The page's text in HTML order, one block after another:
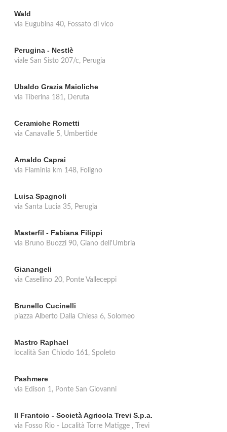
Wald
via Eugubina 40, Fossato di vico
Perugina - Nestlè
viale San Sisto 207/c, Perugia
Ubaldo Grazia Maioliche
via Tiberina 181, Deruta
Ceramiche Rometti
via Canavalle 5, Umbertide
Arnaldo Caprai
via Flaminia km 148, Foligno
Luisa Spagnoli
via Santa Lucia 35, Perugia
Masterfil - Fabiana Filippi
via Bruno Buozzi 90, Giano dell'Umbria
Gianangeli
via Casellino 20, Ponte Valleceppi
Brunello Cucinelli
piazza Alberto Dalla Chiesa 6, Solomeo
Mastro Raphael
località San Chiodo 161, Spoleto
Pashmere
via Edison 1, Ponte San Giovanni
Il Frantoio - Società Agricola Trevi S.p.a.
via Fosso Rio - Località Torre Matigge , Trevi